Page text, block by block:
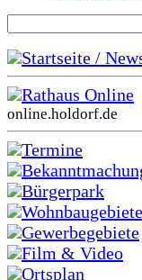
Startseite /
Rathaus Online
online.holdorf.de
Termine
Bürgerpark
Wohnbaugebiete
Gewerbegebiete
Film & Video
Ortsplan